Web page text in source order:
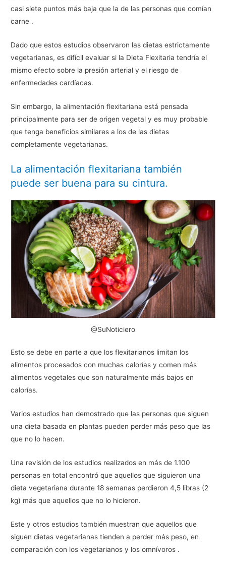
casi siete puntos más baja que la de las personas que comían
carne .
Dado que estos estudios observaron las dietas estrictamente
vegetarianas, es difícil evaluar si la Dieta Flexitaria tendría el
mismo efecto sobre la presión arterial y el riesgo de
enfermedades cardíacas.
Sin embargo, la alimentación flexitariana está pensada
principalmente para ser de origen vegetal y es muy probable
que tenga beneficios similares a los de las dietas
completamente vegetarianas.
La alimentación flexitariana también
puede ser buena para su cintura.
@SuNoticiero
Esto se debe en parte a que los flexitarianos limitan los
alimentos procesados con muchas calorías y comen más
alimentos vegetales que son naturalmente más bajos en
calorías.
Varios estudios han demostrado que las personas que siguen
una dieta basada en plantas pueden perder más peso que las
que no lo hacen.
Una revisión de los estudios realizados en más de 1.100
personas en total encontró que aquellos que siguieron una
dieta vegetariana durante 18 semanas perdieron 4,5 libras (2
kg) más que aquellos que no lo hicieron.
Este y otros estudios también muestran que aquellos que
siguen dietas vegetarianas tienden a perder más peso, en
comparación con los vegetarianos y los omnívoros .